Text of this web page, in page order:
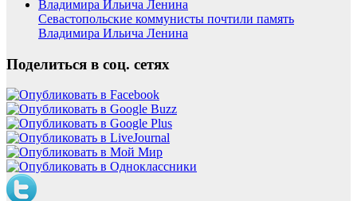
Севастопольские коммунисты почтили память
Владимира Ильича Ленина
Поделиться в соц. сетях